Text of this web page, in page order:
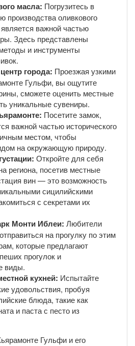
масла: Погрузитесь в
производства оливкового
важной частью
Здесь представлены
и инструменты
города: Проезжая узкими
Гульфи, вы ощутите
сможете оценить местные
уникальные сувениры.
Посетите замок,
важной частью исторического
местом, чтобы
на окружающую природу.
Откройте для себя
региона, посетив местные
вин — это возможность
сицилийскими
с секретами их
Монти Иблеи: Любители
на прогулку по этим
которые предлагают
прогулок и
виды.
кухней: Испытайте
удовольствия, пробуя
блюда, такие как
и паста с песто из
Гульфи и его